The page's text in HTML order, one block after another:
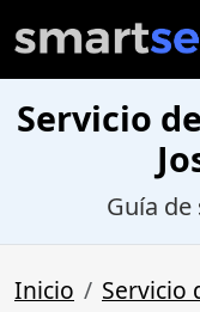
Servicio
Guía
Inicio
Servicio